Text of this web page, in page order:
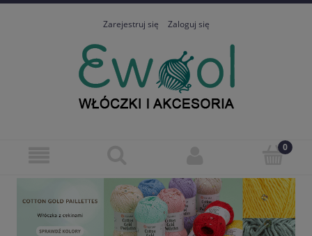
Zarejestruj się Zaloguj się